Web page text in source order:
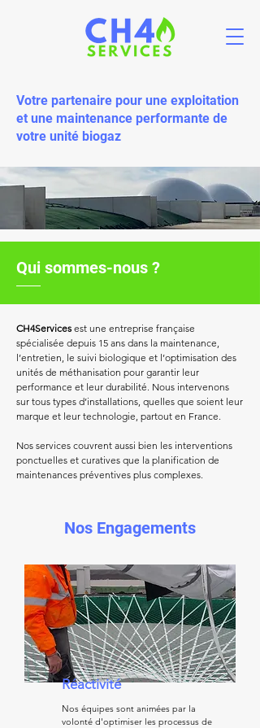
Votre partenaire pour une exploitation
et une maintenance performante de
votre unité biogaz
Qui sommes-nous ?
CH4Services est une entreprise française
spécialisée depuis 15 ans dans la maintenance,
l’entretien, le suivi biologique et l’optimisation des
unités de méthanisation pour garantir leur
performance et leur durabilité. Nous intervenons
sur tous types d’installations, quelles que soient leur
marque et leur technologie, partout en France.
Nos services couvrent aussi bien les interventions
ponctuelles et curatives que la planification de
maintenances préventives plus complexes.
Nos Engagements
Réactivité
Nos équipes sont animées par la
volonté d'optimiser les processus de